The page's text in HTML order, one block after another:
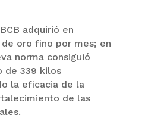
adquirió en
oro fino por mes; en
norma consiguió
de 339 kilos
la eficacia de la
de las